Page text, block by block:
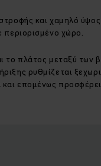
και χαμηλό
περιορισμένο χώρο.
το πλάτος μεταξύ των
ρυθμίζεται
επομένως προσφέρει